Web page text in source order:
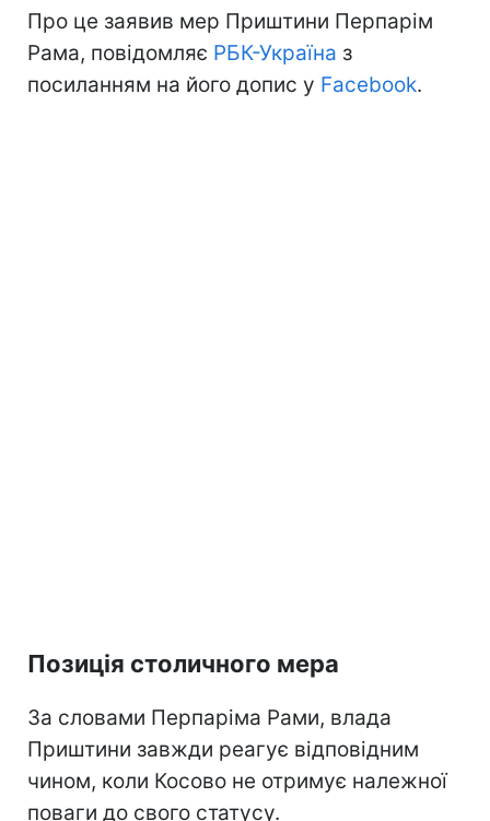
Про це заявив мер Приштини Перпарім
Рама, повідомляє РБК-Україна з
посиланням на його допис у Facebook.
Позиція столичного мера
За словами Перпаріма Рами, влада
Приштини завжди реагує відповідним
чином, коли Косово не отримує належної
поваги до свого статусу.